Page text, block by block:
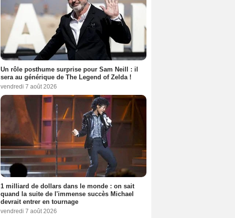
Un rôle posthume surprise pour Sam Neill : il
sera au générique de The Legend of Zelda !
vendredi 7 août 2026
1 milliard de dollars dans le monde : on sait
quand la suite de l'immense succès Michael
devrait entrer en tournage
vendredi 7 août 2026